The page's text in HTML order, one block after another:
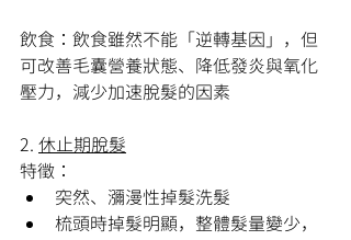
飲食：飲食雖然不能「逆轉基因」，但
可改善毛囊營養狀態、降低發炎與氧化
壓力，減少加速脫髮的因素
2. 休止期脫髮
特徵：
突然、瀰漫性掉髮洗髮
梳頭時掉髮明顯，整體髮量變少，